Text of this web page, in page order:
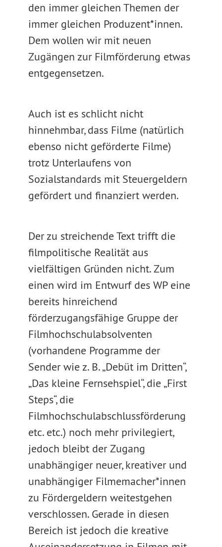
den immer gleichen Themen der
immer gleichen Produzent*innen.
Dem wollen wir mit neuen
Zugängen zur Filmförderung etwas
entgegensetzen.
Auch ist es schlicht nicht
hinnehmbar, dass Filme (natürlich
ebenso nicht geförderte Filme)
trotz Unterlaufens von
Sozialstandards mit Steuergeldern
gefördert und finanziert werden.
Der zu streichende Text trifft die
filmpolitische Realität aus
vielfältigen Gründen nicht. Zum
einen wird im Entwurf des WP eine
bereits hinreichend
förderzugangsfähige Gruppe der
Filmhochschulabsolventen
(vorhandene Programme der
Sender wie z. B. „Debüt im Dritten“,
„Das kleine Fernsehspiel“, die „First
Steps“, die
Filmhochschulabschlussförderung
etc. etc.) noch mehr privilegiert,
jedoch bleibt der Zugang
unabhängiger neuer, kreativer und
unabhängiger Filmemacher*innen
zu Fördergeldern weitestgehen
verschlossen. Gerade in diesen
Bereich ist jedoch die kreative